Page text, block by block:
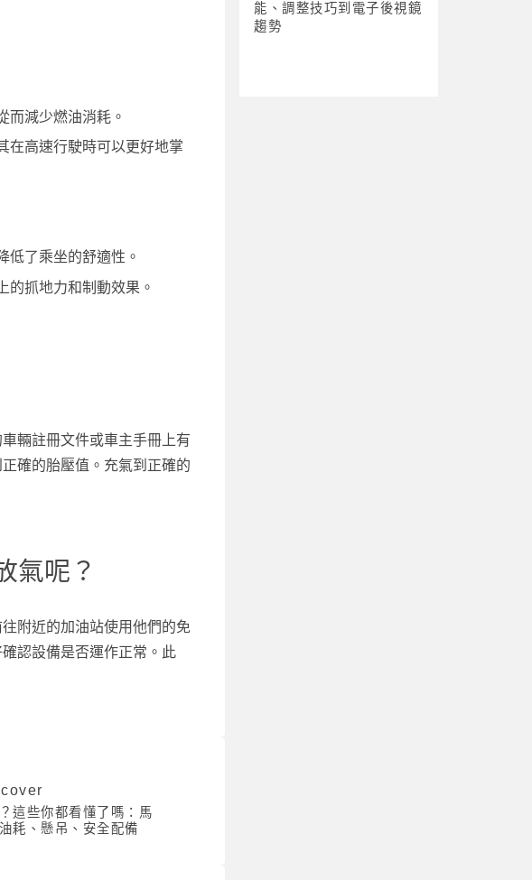
而減少燃油消耗。
在高速行駛時可以更好地掌
低了乘坐的舒適性。
的抓地力和制動效果。
輛註冊文件或車主手冊上有
確的胎壓值。充氣到正確的
氣呢？
附近的加油站使用他們的免
認設備是否運作正常。此
這些你都看懂了嗎：馬
耗、懸吊、安全配備
能、調整技巧到電子後視鏡
趨勢